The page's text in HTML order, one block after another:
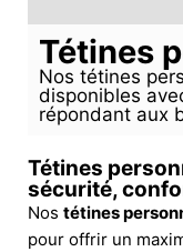
Tétines
Nos tétines
disponibles
répondant aux
Tétines
sécurité,
Nos tétines
pour offrir un